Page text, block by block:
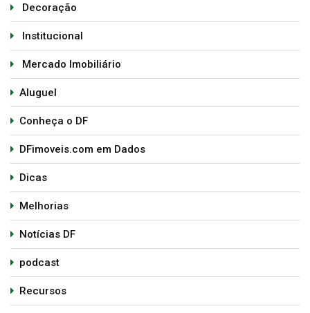
Decoração
Institucional
Mercado Imobiliário
Aluguel
Conheça o DF
DFimoveis.com em Dados
Dicas
Melhorias
Notícias DF
podcast
Recursos